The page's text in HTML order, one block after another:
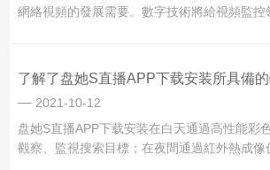
網絡視頻的發展需要。數字技術將給視頻監控
化。由於產品過硬，防爆攝像機受到更廣泛的
得許多創新機會。防爆攝...
2021-10-12
盘她S直播APP下载安装在白天通過高性能彩
觀察、監視搜索目標；在夜間通過紅外熱成像